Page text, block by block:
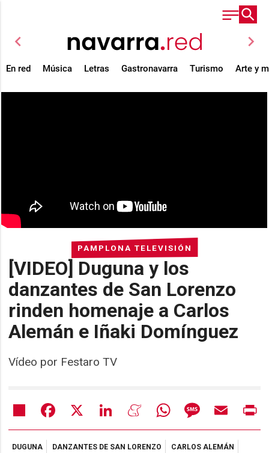
chevron_left chevron_right
En red Música Letras Gastronavarra Turismo Arte y
PAMPLONA TELEVISIÓN
[VIDEO] Duguna y los
danzantes de San Lorenzo
rinden homenaje a Carlos
Alemán e Iñaki Domínguez
Vídeo por Festaro TV
Share Facebook LinkedIn MeneameWhatsAppMessageEmail
DUGUNA DANZANTES DE SAN LORENZO
CARLOS ALEMÁN